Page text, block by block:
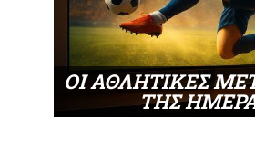
ΟΙ ΑΘΛΗΤΙΚΕΣ
ΤΗΣ